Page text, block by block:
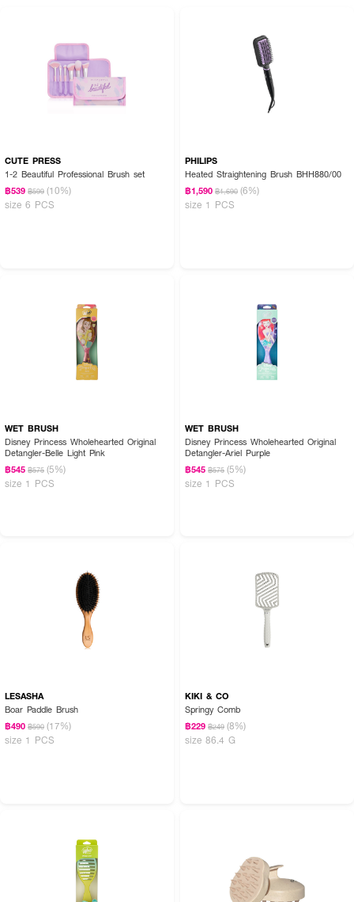
• ตัวโครงสร้างสามารถยืดหยุ่นได้กับขนแปรงที่มีความนุ่ม จะช่วยให้รู้สึกเหมือนกับ
ระหว่างหวีไปถึงผมได้ ทำให้ผมแห้งเร็วขึ้น
• ตัวซี่แปรงมีการเคลือบสารแอนตี้แบคทีเรีย
• ลดการเกิดผมชี้ฟูและไฟฟ้าสถิต
• ด้ามจับถนัดมือ สามารถบังคับหวีไปในทิศทางต่างๆ ได้ง่าย
• ขนาด 92g.
How To Use :
ใช้YAO Moving Round Brush Wooden Textureสำหรับหวีผม
CUTE PRESS
1-2 Beautiful Professional Brush set
฿539 ฿599 (10%)
size 6 PCS
PHILIPS
Heated Straightening Brush BHH880/00
฿1,590 ฿1,690 (6%)
size 1 PCS
WET BRUSH
Disney Princess Wholehearted Original
Detangler-Belle Light Pink
฿545 ฿575 (5%)
size 1 PCS
WET BRUSH
Disney Princess Wholehearted Original
Detangler-Ariel Purple
฿545 ฿575 (5%)
size 1 PCS
LESASHA
Boar Paddle Brush
฿490 ฿590 (17%)
size 1 PCS
KIKI & CO
Springy Comb
฿229 ฿249 (8%)
size 86.4 G